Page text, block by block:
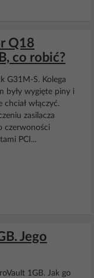
Q18
co robić?
G31M-S. Kolega
były wygięte piny i
chciał włączyć.
zasilacza
czerwoności
PCI...
Jego
1GB. Jak go